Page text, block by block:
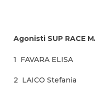
Agonisti SUP RACE
1 FAVARA ELISA
2 LAICO Stefania